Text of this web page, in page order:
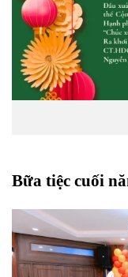
Bữa tiệc cuối